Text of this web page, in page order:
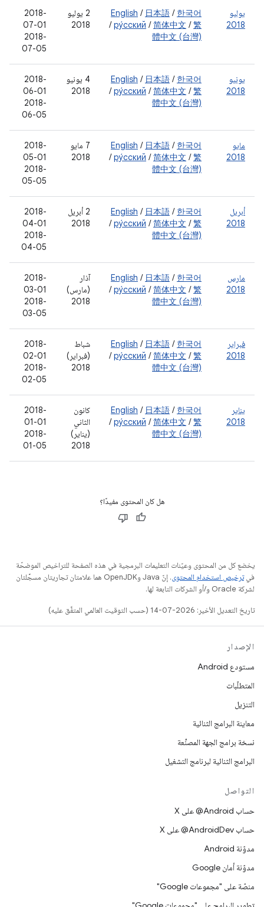
يوليو
2018
English / 日本語 / 한국어
/ру́сский /简体中文 /繁
體中文 (台灣)
‫2 يوليو
2018
‫2018-
07-01
‫2018-
07-05
يونيو
2018
English / 日本語 / 한국어
/ру́сский /简体中文 /繁
體中文 (台灣)
‫4 يونيو
2018
‫2018-
06-01
‫2018-
06-05
مايو
2018
English / 日本語 / 한국어
/ру́сский /简体中文 /繁
體中文 (台灣)
‫7 مايو
2018
‫2018-
05-01
‫2018-
05-05
أبريل
2018
English / 日本語 / 한국어
/ру́сский /简体中文 /繁
體中文 (台灣)
‫2 أبريل
2018
‫2018-
04-01
‫2018-
04-05
مارس
2018
English / 日本語 / 한국어
/ру́сский /简体中文 /繁
體中文 (台灣)
آذار
(مارس)
2018
‫2018-
03-01
‫2018-
03-05
فبراير
2018
English / 日本語 / 한국어
/ру́сский /简体中文 /繁
體中文 (台灣)
شباط
(فبراير)
2018
‫2018-
02-01
‫2018-
02-05
يناير
2018
English / 日本語 / 한국어
/ру́сский /简体中文 /繁
體中文 (台灣)
كانون
الثاني
(يناير)
2018
‫2018-
01-01
‫2018-
01-05
هل كان المحتوى مفيدًا؟
يخضع كل من المحتوى وعيّنات التعليمات البرمجية في هذه الصفحة للتراخيص الموضحّة
فيترخيص استخدام المحتوى
. إنّ Java وOpenJDK هما علامتان تجاريتان مسجَّلتان
لشركة Oracle و/أو الشركات التابعة لها.
تاريخ التعديل الأخير: 2026-07-14 (حسب التوقيت العالمي المتفَّق عليه)
الإصدار
مستودع Android
المتطلّبات
التنزيل
معاينة البرامج الثنائية
نسخة برامج الجهة المصنِّعة
البرامج الثنائية لبرنامج التشغيل
التواصل
حساب ‎@Android على X
حساب ‎@AndroidDev على X
مدوّنة Android
مدوّنة أمان Google
منصّة على "مجموعات Google"